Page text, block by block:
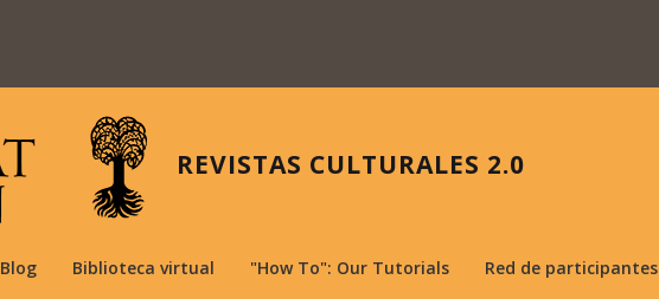
REVISTAS CULTURALES 2.0
Blog Biblioteca virtual "How To": Our Tutorials Red de participantes